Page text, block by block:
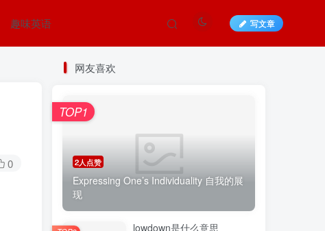
趣味英语 写文章
0
网友喜欢
2人点赞
Expressing One’s Individuality 自我的展
现
TOP1
lowdown是什么意思